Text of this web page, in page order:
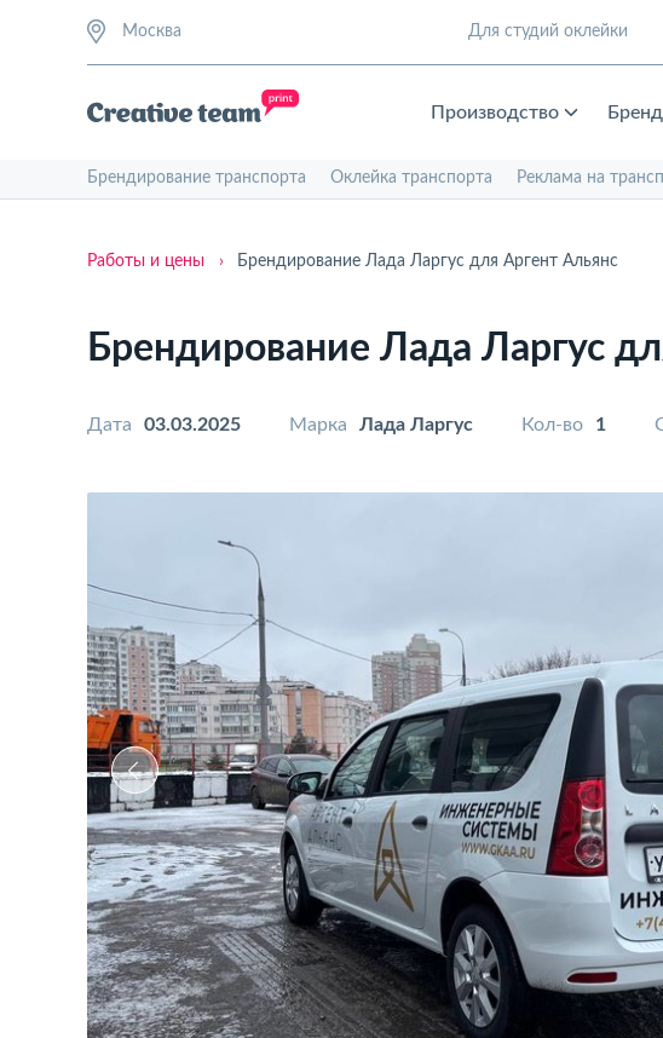
Москва Для студий оклейки
Производство
Брендирование транспорта Оклейка транспорта Реклама на
Работы и цены › Брендирование Лада Ларгус для Аргент Альянс
Брендирование Лада Ларгус
Дата 03.03.2025 Марка Лада Ларгус Кол-во 1